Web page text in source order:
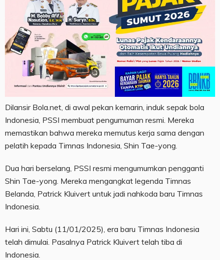
Dilansir Bola.net, di awal pekan kemarin, induk sepak bola
Indonesia, PSSI membuat pengumuman resmi. Mereka
memastikan bahwa mereka memutus kerja sama dengan
pelatih kepada Timnas Indonesia, Shin Tae-yong.
Dua hari berselang, PSSI resmi mengumumkan pengganti
Shin Tae-yong. Mereka mengangkat legenda Timnas
Belanda, Patrick Kluivert untuk jadi nahkoda baru Timnas
Indonesia.
Hari ini, Sabtu (11/01/2025), era baru Timnas Indonesia
telah dimulai. Pasalnya Patrick Kluivert telah tiba di
Indonesia.